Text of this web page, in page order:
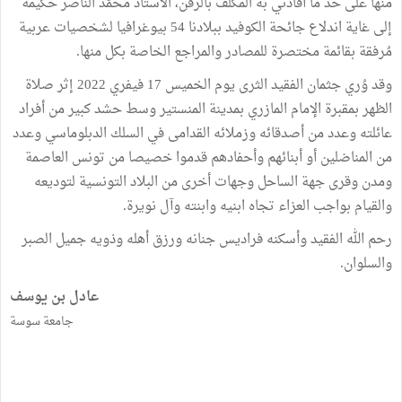
إلى غاية اندلاع جائحة الكوفيد ببلادنا 54 بيوغرافيا لشخصيات عربية
مُرفقة بقائمة مختصرة للمصادر والمراجع الخاصة بكل منها.
وقد وُري جثمان الفقيد الثرى يوم الخميس 17 فيفري 2022 إثر صلاة
الظهر بمقبرة الإمام المازري بمدينة المنستير وسط حشد كبير من أفراد
عائلته وعدد من أصدقائه وزملائه القدامى في السلك الدبلوماسي وعدد
من المناضلين أو أبنائهم وأحفادهم قدموا خصيصا من تونس العاصمة
ومدن وقرى جهة الساحل وجهات أخرى من البلاد التونسية لتوديعه
والقيام بواجب العزاء تجاه ابنيه وابنته وآل نويرة.
رحم الله الفقيد وأسكنه فراديس جنانه ورزق أهله وذويه جميل الصبر
والسلوان.
عادل بن يوسف
جامعة سوسة